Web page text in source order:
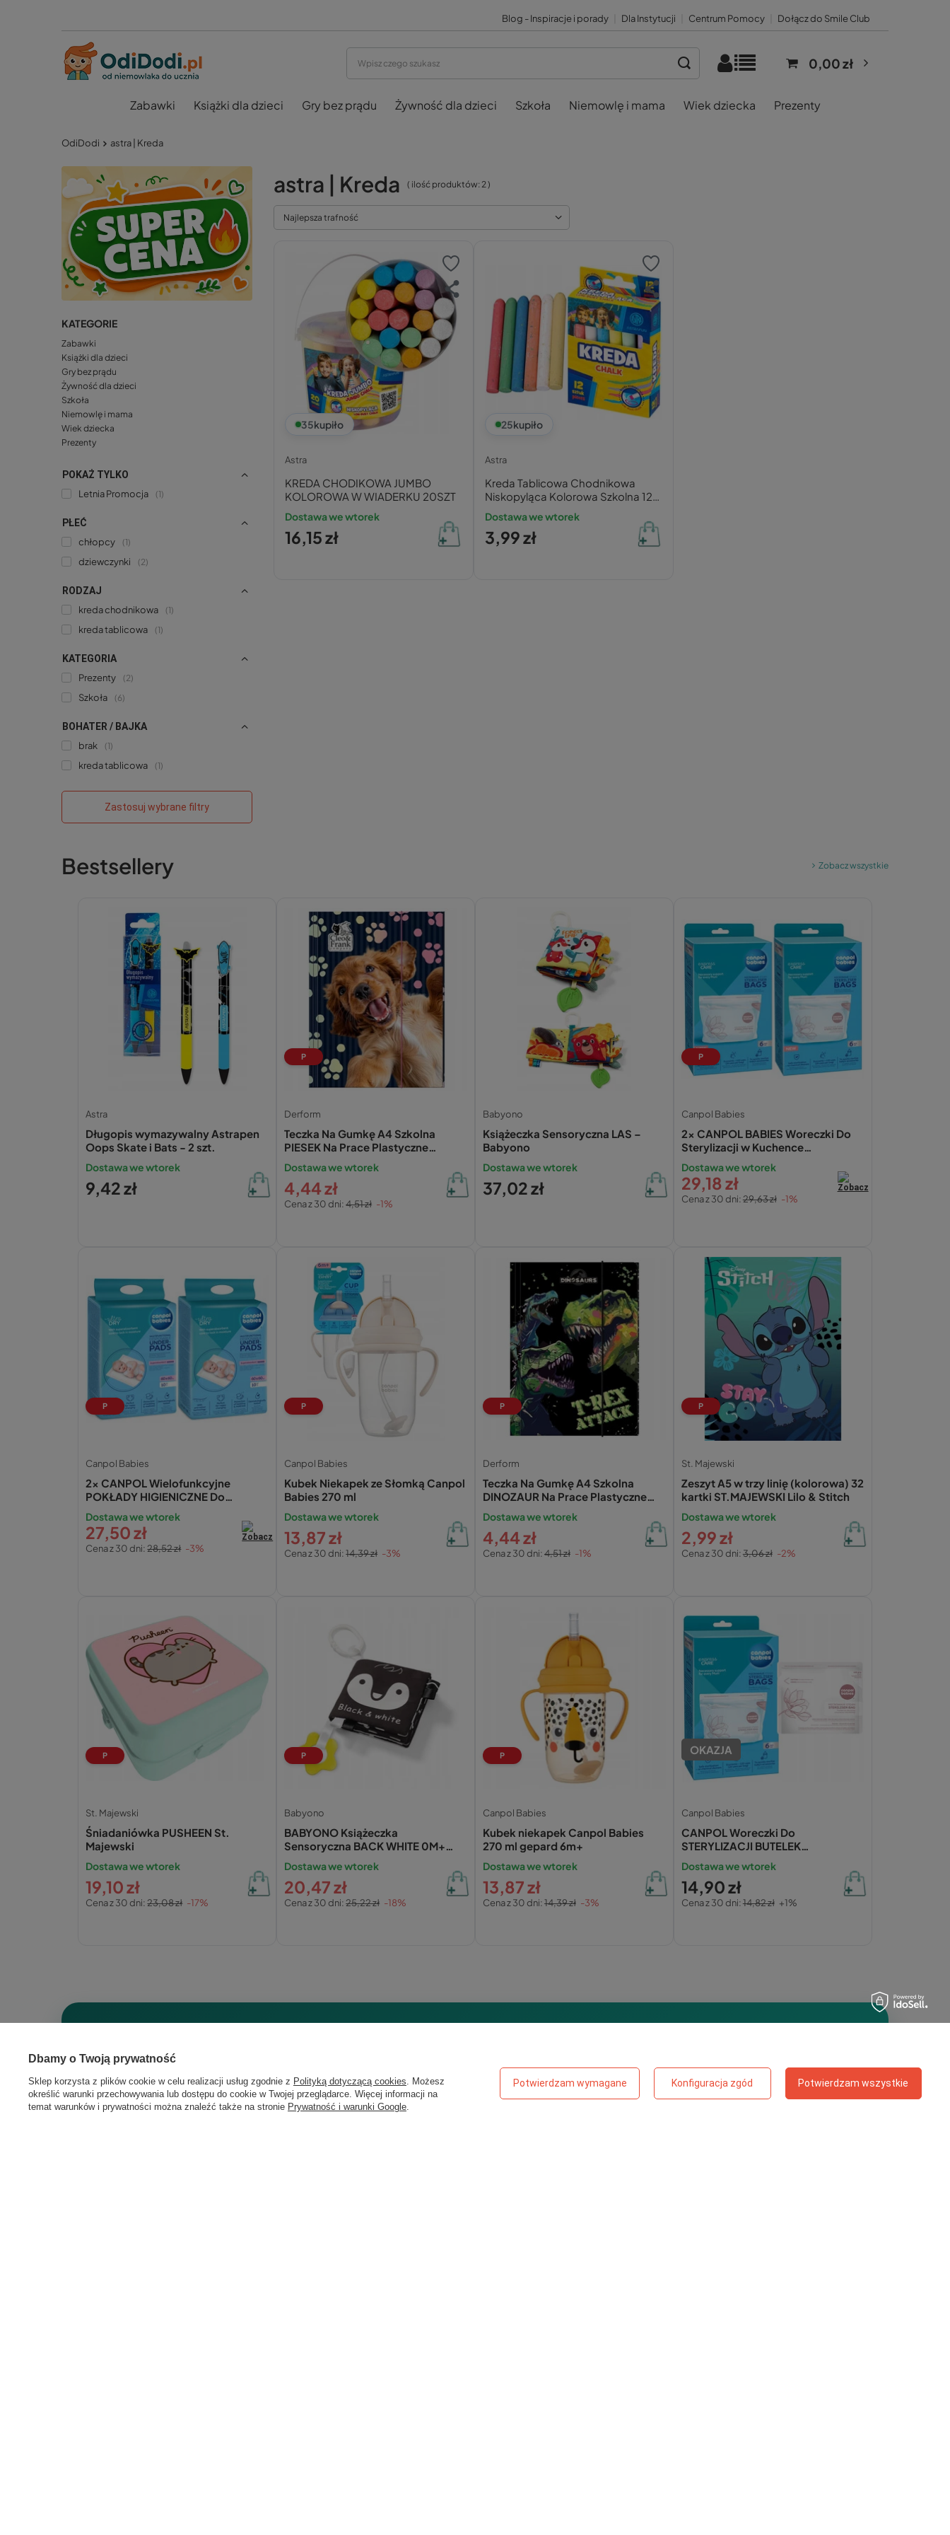
Blog - Inspiracje i porady Dla Instytucji Centrum Pomocy Dołącz do Smile Club
0,00 zł
Zabawki Książki dla dzieci Gry bez prądu Żywność dla dzieci Szkoła Niemowlę i mama Wiek dziecka Prezenty
OdiDodi astra | Kreda
KATEGORIE
Zabawki
Książki dla dzieci
Gry bez prądu
Żywność dla dzieci
Szkoła
Niemowlę i mama
Wiek dziecka
Prezenty
POKAŻ TYLKO
Letnia Promocja
1
PŁEĆ
chłopcy
1
dziewczynki 2
RODZAJ
kreda chodnikowa
1
kreda tablicowa 1
KATEGORIA
Prezenty
2
Szkoła 6
BOHATER / BAJKA
brak
1
kreda tablicowa 1
Zastosuj wybrane filtry
astra | Kreda ( ilość produktów: 2 )
Najlepsza trafność
35kupiło
Astra
KREDA CHODIKOWA JUMBO
KOLOROWA W WIADERKU 20SZT
Dostawa we wtorek
16,15 zł
25kupiło
Astra
Kreda Tablicowa Chodnikowa
Niskopyląca Kolorowa Szkolna 12
szt. Astra
Dostawa we wtorek
3,99 zł
Bestsellery Zobacz wszystkie
Astra
Długopis wymazywalny Astrapen
Oops Skate i Bats - 2 szt.
Dostawa we wtorek
9,42 zł
P
Derform
Teczka Na Gumkę A4 Szkolna
PIESEK Na Prace Plastyczne
Dostawa we wtorek
4,44 zł
Cena z 30 dni:4,51 zł -1%
Babyono
Książeczka Sensoryczna LAS –
Babyono
Dostawa we wtorek
37,02 zł
P
Canpol Babies
2x CANPOL BABIES Woreczki Do
Sterylizacji w Kuchence
Dostawa we wtorek
29,18 zł
Cena z 30 dni:29,63 zł -1%
P
Canpol Babies
2x CANPOL Wielofunkcyjne
POKŁADY HIGIENICZNE Do
Dostawa we wtorek
27,50 zł
Cena z 30 dni:28,52 zł -3%
P
Canpol Babies
Kubek Niekapek ze Słomką Canpol
Babies 270 ml
Dostawa we wtorek
13,87 zł
Cena z 30 dni:14,39 zł -3%
P
Derform
Teczka Na Gumkę A4 Szkolna
DINOZAUR Na Prace Plastyczne
Dostawa we wtorek
4,44 zł
Cena z 30 dni:4,51 zł -1%
P
St. Majewski
Zeszyt A5 w trzy linię (kolorowa) 32
kartki ST.MAJEWSKI Lilo & Stitch
Dostawa we wtorek
2,99 zł
Cena z 30 dni:3,06 zł -2%
P
St. Majewski
Śniadaniówka PUSHEEN St.
Majewski
Dostawa we wtorek
19,10 zł
Cena z 30 dni:23,08 zł -17%
P
Babyono
BABYONO Książeczka
Sensoryczna BACK WHITE 0M+
Dostawa we wtorek
20,47 zł
Cena z 30 dni:25,22 zł -18%
P
Canpol Babies
Kubek niekapek Canpol Babies
270 ml gepard 6m+
Dostawa we wtorek
13,87 zł
Cena z 30 dni:14,39 zł -3%
OKAZJA
Canpol Babies
CANPOL Woreczki Do
STERYLIZACJI BUTELEK
70/002
Dostawa we wtorek
14,90 zł
Cena z 30 dni:14,82 zł +1%
Chcesz kupować taniej?
Dbamy o Twoją prywatność
Sklep korzysta z plików cookie w celu realizacji usług zgodnie z Polityką dotyczącą cookies . Możesz
określić warunki przechowywania lub dostępu do cookie w Twojej przeglądarce. Więcej informacji na
temat warunków i prywatności można znaleźć także na stronie Prywatność i warunki Google
Potwierdzam wymagane Konfiguracja zgód Potwierdzam wszystkie